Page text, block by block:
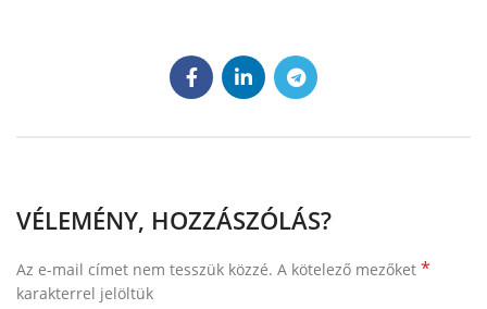
VÉLEMÉNY, HOZZÁSZÓLÁS?
Az e-mail címet nem tesszük közzé. A kötelező mezőket *
karakterrel jelöltük